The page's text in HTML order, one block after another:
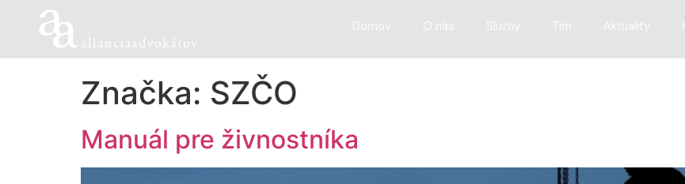
Domov O nás Služby Tím Aktuality
Značka: SZČO
Manuál pre živnostníka